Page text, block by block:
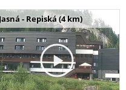
Jasná - Repiská (4 km)